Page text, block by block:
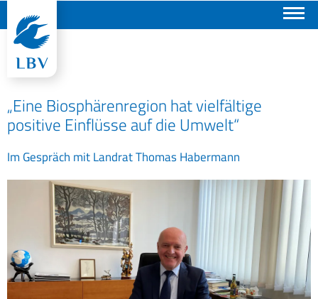
„Eine Biosphärenregion hat vielfältige
positive Einflüsse auf die Umwelt“
Im Gespräch mit Landrat Thomas Habermann